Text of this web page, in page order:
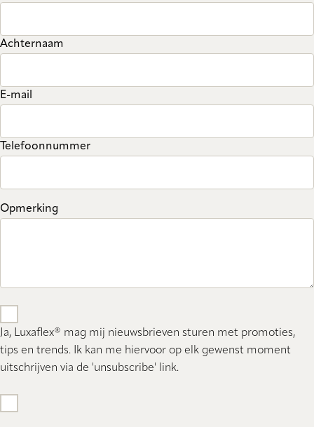
Achternaam
E-mail
Telefoonnummer
Opmerking
Ja, Luxaflex® mag mij nieuwsbrieven sturen met promoties,
tips en trends. Ik kan me hiervoor op elk gewenst moment
uitschrijven via de 'unsubscribe' link.